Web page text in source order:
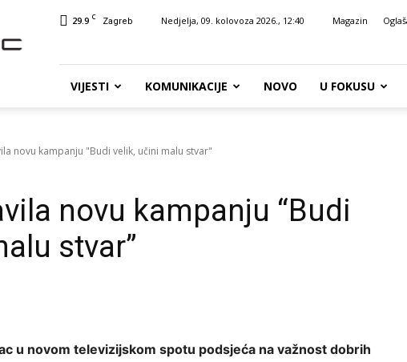
29.9 C Zagreb Nedjelja, 09. kolovoza 2026., 12:40 Magazin
VIJESTI KOMUNIKACIJE NOVO U FOKUSU
novu kampanju "Budi velik, učini malu stvar"
novu kampanju “Budi
stvar”
u novom televizijskom spotu podsjeća na važnost dobrih